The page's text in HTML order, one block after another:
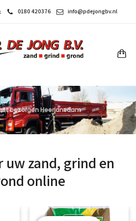
0180 420376 info@pdejongbv.nl
bezorgen Heerjansdam
uw zand, grind en
online